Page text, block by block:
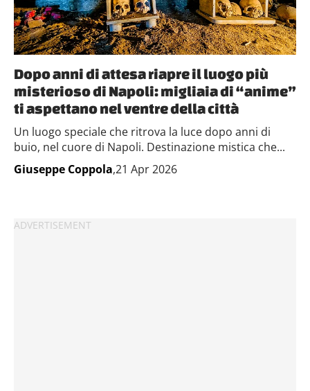
Dopo anni di attesa riapre il luogo più
misterioso di Napoli: migliaia di “anime”
ti aspettano nel ventre della città
Un luogo speciale che ritrova la luce dopo anni di
buio, nel cuore di Napoli. Destinazione mistica che...
Giuseppe Coppola,21 Apr 2026